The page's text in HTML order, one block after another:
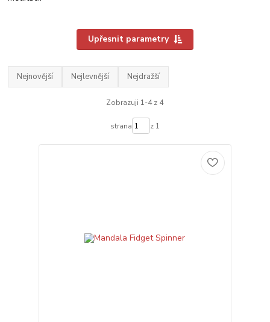
Upřesnit parametry
Nejnovější Nejlevnější Nejdražší
Zobrazuji 1-4 z 4
strana z 1